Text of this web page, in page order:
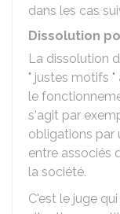
dans les cas
Dissolution
La dissolution
" justes motifs
le
s'agit par
obligations par
entre associés
la société.
C'est le juge